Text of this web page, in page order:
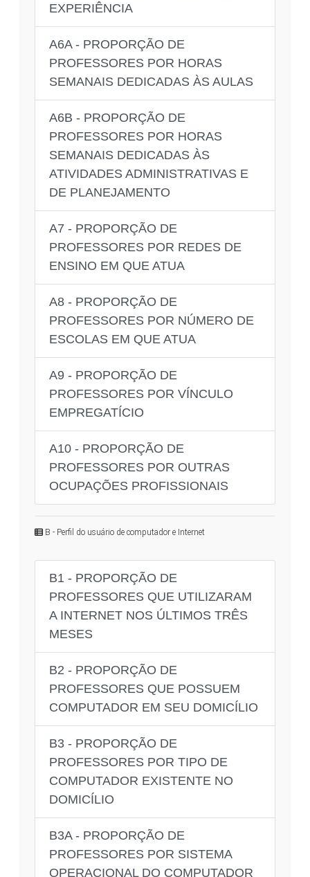
EXPERIÊNCIA
A6A - PROPORÇÃO DE
PROFESSORES POR HORAS
SEMANAIS DEDICADAS ÀS AULAS
A6B - PROPORÇÃO DE
PROFESSORES POR HORAS
SEMANAIS DEDICADAS ÀS
ATIVIDADES ADMINISTRATIVAS E
DE PLANEJAMENTO
A7 - PROPORÇÃO DE
PROFESSORES POR REDES DE
ENSINO EM QUE ATUA
A8 - PROPORÇÃO DE
PROFESSORES POR NÚMERO DE
ESCOLAS EM QUE ATUA
A9 - PROPORÇÃO DE
PROFESSORES POR VÍNCULO
EMPREGATÍCIO
A10 - PROPORÇÃO DE
PROFESSORES POR OUTRAS
OCUPAÇÕES PROFISSIONAIS
B - Perfil do usuário de computador e Internet
B1 - PROPORÇÃO DE
PROFESSORES QUE UTILIZARAM
A INTERNET NOS ÚLTIMOS TRÊS
MESES
B2 - PROPORÇÃO DE
PROFESSORES QUE POSSUEM
COMPUTADOR EM SEU DOMICÍLIO
B3 - PROPORÇÃO DE
PROFESSORES POR TIPO DE
COMPUTADOR EXISTENTE NO
DOMICÍLIO
B3A - PROPORÇÃO DE
PROFESSORES POR SISTEMA
OPERACIONAL DO COMPUTADOR